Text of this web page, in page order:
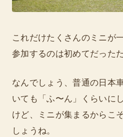
これだけたくさんのミニが
参加するのは初めてだった
なんでしょう、普通の日本
いても「ふ〜ん」くらいに
けど、ミニが集まるからこ
しょうね。